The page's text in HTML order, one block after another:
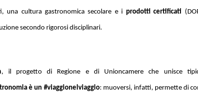
una cultura gastronomica secolare e i prodotti certificati
secondo rigorosi disciplinari.
, il progetto di Regione e di Unioncamere che unisce
è un #viaggionelviaggio: muoversi, infatti, permette di